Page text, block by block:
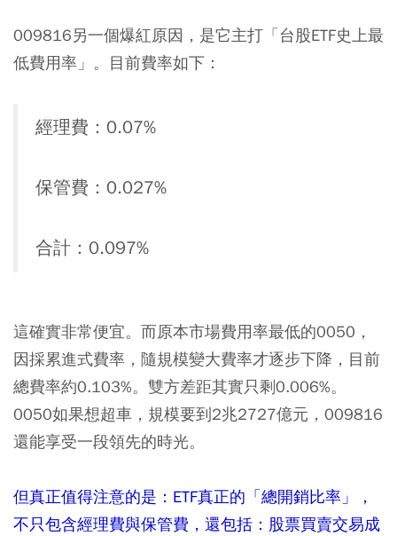
009816另一個爆紅原因，是它主打「台股ETF史上最
低費用率」。目前費率如下：
經理費：0.07%
保管費：0.027%
合計：0.097%
這確實非常便宜。而原本市場費用率最低的0050，
因採累進式費率，隨規模變大費率才逐步下降，目前
總費率約0.103%。雙方差距其實只剩0.006%。
0050如果想超車，規模要到2兆2727億元，009816
還能享受一段領先的時光。
但真正值得注意的是：ETF真正的「總開銷比率」，
不只包含經理費與保管費，還包括：股票買賣交易成